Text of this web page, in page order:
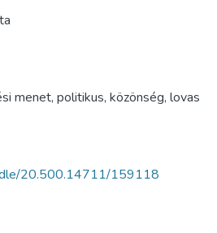
menet, politikus, közönség, lovas
20.500.14711/159118